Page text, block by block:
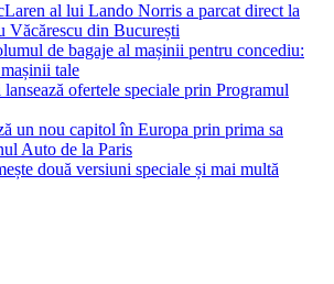
al lui Lando Norris a parcat direct la
Văcărescu din București
de bagaje al mașinii pentru concediu:
tale
ofertele speciale prin Programul
un nou capitol în Europa prin prima sa
Auto de la Paris
două versiuni speciale și mai multă